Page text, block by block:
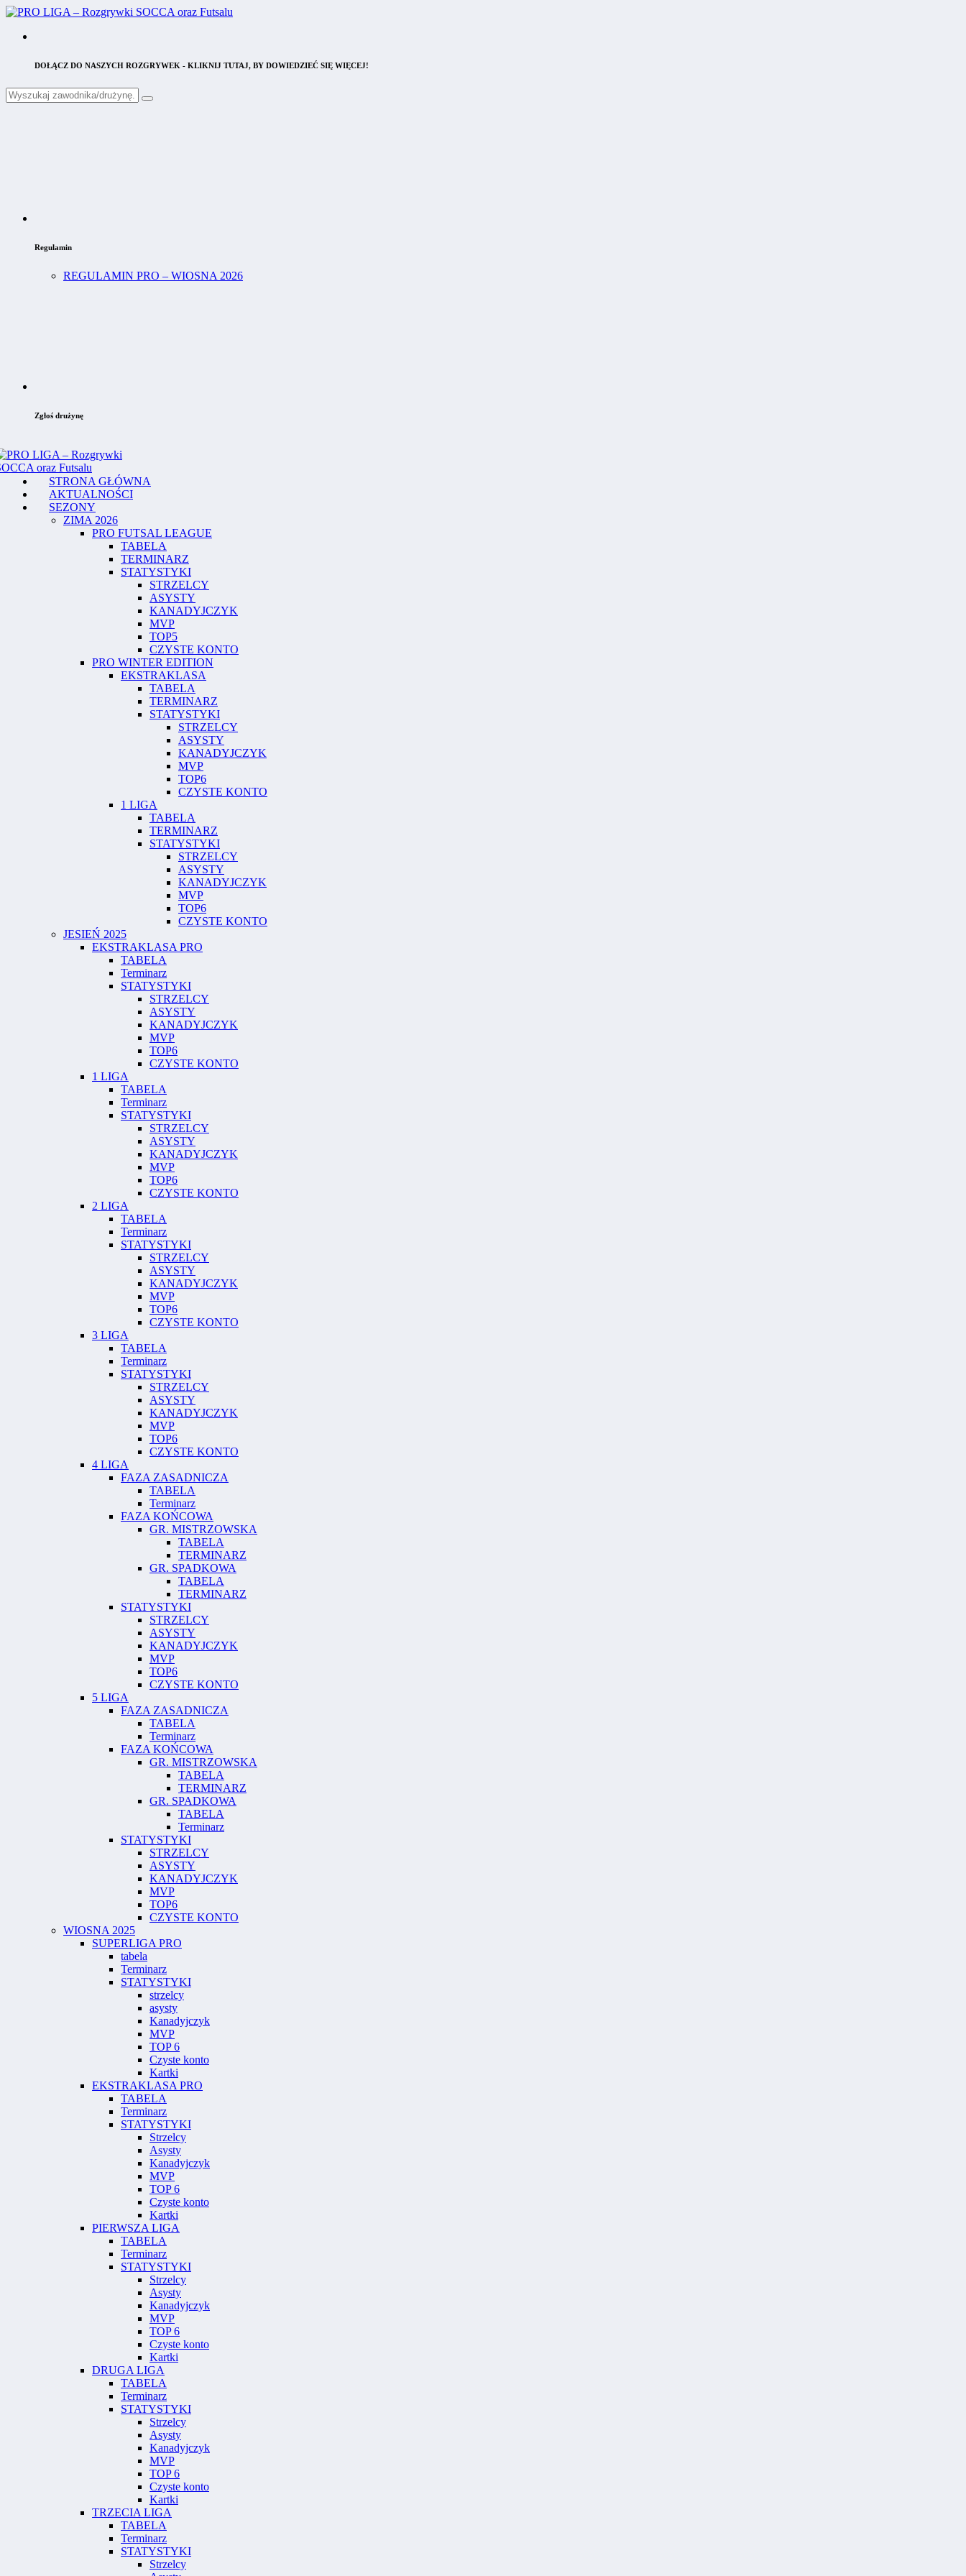
DOŁĄCZ DO NASZYCH ROZGRYWEK - KLIKNIJ TUTAJ, BY DOWIEDZIEĆ SIĘ WIĘCEJ!
Regulamin
REGULAMIN PRO – WIOSNA 2026
Zgłoś drużynę
STRONA GŁÓWNA
AKTUALNOŚCI
SEZONY
ZIMA 2026
PRO FUTSAL LEAGUE
TABELA
TERMINARZ
STATYSTYKI
STRZELCY
ASYSTY
KANADYJCZYK
MVP
TOP5
CZYSTE KONTO
PRO WINTER EDITION
EKSTRAKLASA
TABELA
TERMINARZ
STATYSTYKI
STRZELCY
ASYSTY
KANADYJCZYK
MVP
TOP6
CZYSTE KONTO
1 LIGA
TABELA
TERMINARZ
STATYSTYKI
STRZELCY
ASYSTY
KANADYJCZYK
MVP
TOP6
CZYSTE KONTO
JESIEŃ 2025
EKSTRAKLASA PRO
TABELA
Terminarz
STATYSTYKI
STRZELCY
ASYSTY
KANADYJCZYK
MVP
TOP6
CZYSTE KONTO
1 LIGA
TABELA
Terminarz
STATYSTYKI
STRZELCY
ASYSTY
KANADYJCZYK
MVP
TOP6
CZYSTE KONTO
2 LIGA
TABELA
Terminarz
STATYSTYKI
STRZELCY
ASYSTY
KANADYJCZYK
MVP
TOP6
CZYSTE KONTO
3 LIGA
TABELA
Terminarz
STATYSTYKI
STRZELCY
ASYSTY
KANADYJCZYK
MVP
TOP6
CZYSTE KONTO
4 LIGA
FAZA ZASADNICZA
TABELA
Terminarz
FAZA KOŃCOWA
GR. MISTRZOWSKA
TABELA
TERMINARZ
GR. SPADKOWA
TABELA
TERMINARZ
STATYSTYKI
STRZELCY
ASYSTY
KANADYJCZYK
MVP
TOP6
CZYSTE KONTO
5 LIGA
FAZA ZASADNICZA
TABELA
Terminarz
FAZA KOŃCOWA
GR. MISTRZOWSKA
TABELA
TERMINARZ
GR. SPADKOWA
TABELA
Terminarz
STATYSTYKI
STRZELCY
ASYSTY
KANADYJCZYK
MVP
TOP6
CZYSTE KONTO
WIOSNA 2025
SUPERLIGA PRO
tabela
Terminarz
STATYSTYKI
strzelcy
asysty
Kanadyjczyk
MVP
TOP 6
Czyste konto
Kartki
EKSTRAKLASA PRO
TABELA
Terminarz
STATYSTYKI
Strzelcy
Asysty
Kanadyjczyk
MVP
TOP 6
Czyste konto
Kartki
PIERWSZA LIGA
TABELA
Terminarz
STATYSTYKI
Strzelcy
Asysty
Kanadyjczyk
MVP
TOP 6
Czyste konto
Kartki
DRUGA LIGA
TABELA
Terminarz
STATYSTYKI
Strzelcy
Asysty
Kanadyjczyk
MVP
TOP 6
Czyste konto
Kartki
TRZECIA LIGA
TABELA
Terminarz
STATYSTYKI
Strzelcy